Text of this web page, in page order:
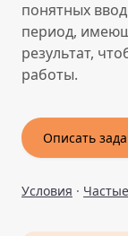
понятных
период,
результат,
работы.
Описать
Условия ·